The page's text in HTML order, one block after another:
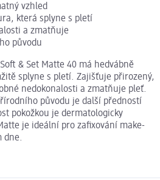
vzhled
která splyne s pletí
a zmatňuje
původu
& Set Matte 40 má hedvábně
splyne s pletí. Zajišťuje přirozený,
nedokonalosti a zmatňuje pleť.
původu je další předností
pokožkou je dermatologicky
je ideální pro zafixování make-
dne.